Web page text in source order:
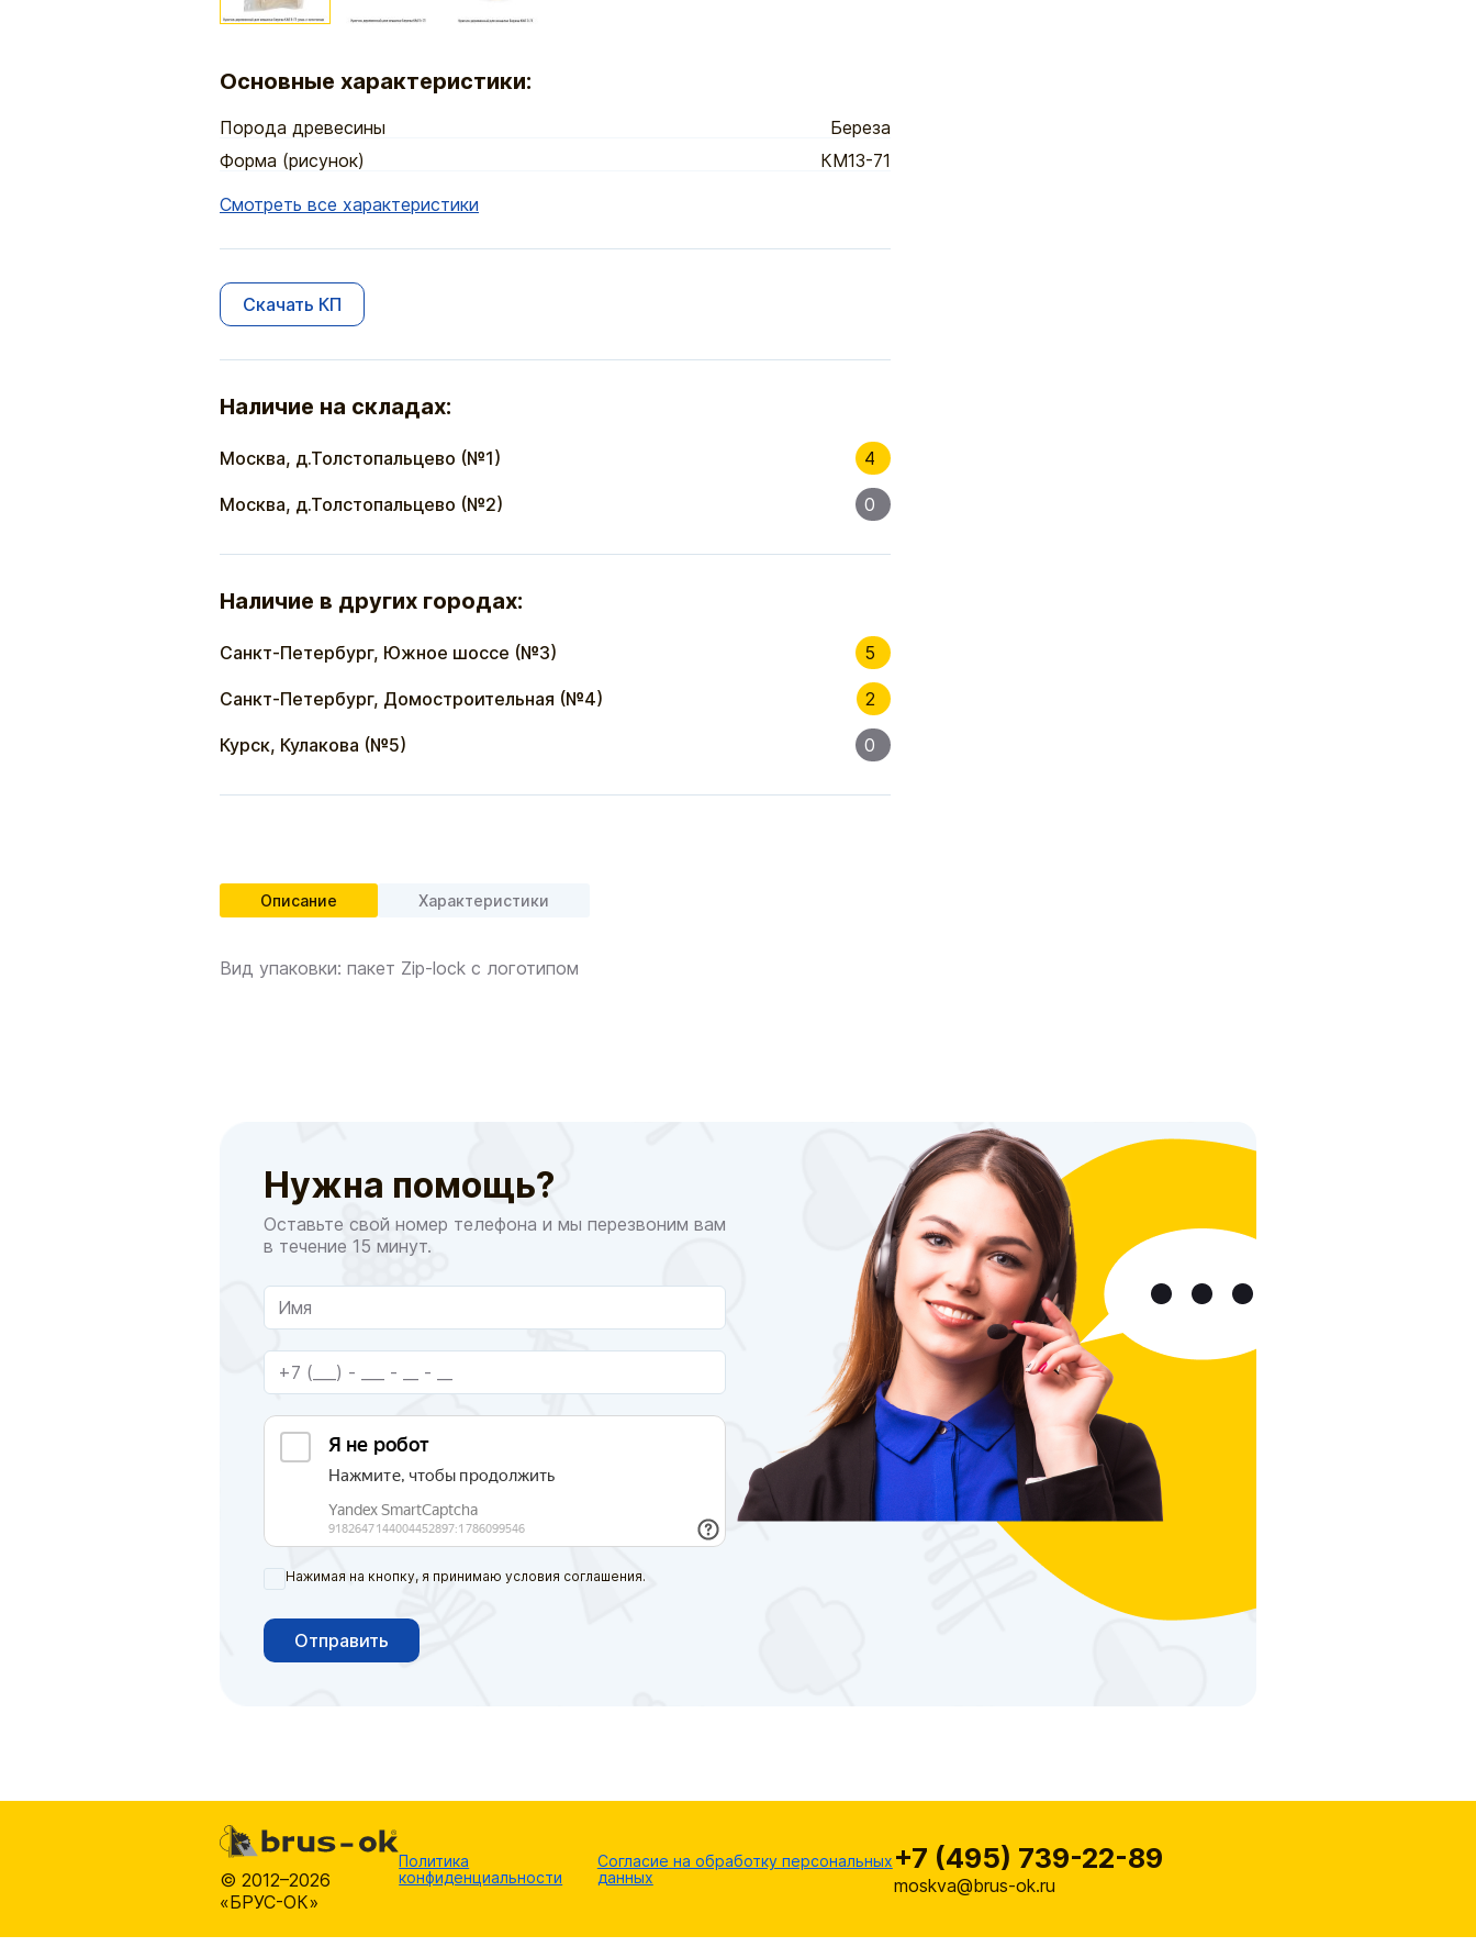
Основные характеристики:
Порода древесины
Береза
Форма (рисунок)
КМ13-71
Смотреть все характеристики
Скачать КП
Наличие на складах:
Москва, д.Толстопальцево (№1) 4
Москва, д.Толстопальцево (№2) 0
Наличие в других городах:
Санкт-Петербург, Южное шоссе (№3) 5
Санкт-Петербург, Домостроительная (№4) 2
Курск, Кулакова (№5) 0
Описание Характеристики
Вид упаковки: пакет Zip-lock с логотипом
Нужна помощь?
Оставьте свой номер телефона и мы перезвоним вам
в течение 15 минут.
Нажимая на кнопку, я принимаю условия соглашения.
Отправить
© 2012–2026
«БРУС-ОК»
Политика
конфиденциальности
Согласие на обработку персональных
данных
+7 (495) 739-22-89
moskva@brus-ok.ru